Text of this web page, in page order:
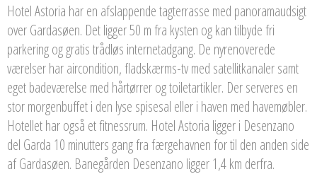
Hotel Astoria har en afslappende tagterrasse med panoramaudsigt
over Gardasøen. Det ligger 50 m fra kysten og kan tilbyde fri
parkering og gratis trådløs internetadgang. De nyrenoverede
værelser har aircondition, fladskærms-tv med satellitkanaler samt
eget badeværelse med hårtørrer og toiletartikler. Der serveres en
stor morgenbuffet i den lyse spisesal eller i haven med havemøbler.
Hotellet har også et fitnessrum. Hotel Astoria ligger i Desenzano
del Garda 10 minutters gang fra færgehavnen for til den anden side
af Gardasøen. Banegården Desenzano ligger 1,4 km derfra.